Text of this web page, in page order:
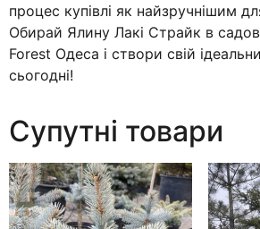
процес купівлі як найзручнішим
Обирай Ялину Лакі Страйк в
Forest Одеса і створи свій
сьогодні!
Супутні товари